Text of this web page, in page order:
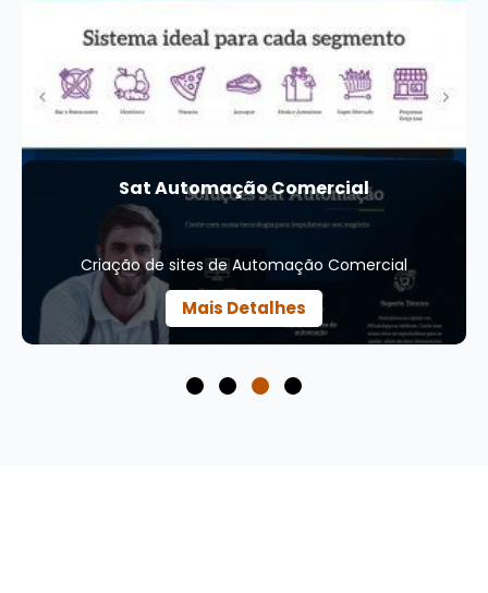
Sat Automação Comercial
Criação de sites de Automação Comercial
Mais Detalhes